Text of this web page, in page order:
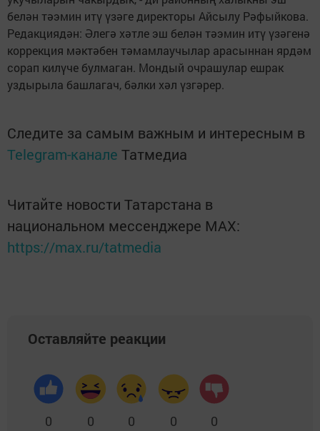
белән тәэмин итү үзәге директоры Айсылу Рәфыйкова.
Редакциядән: Әлегә хәтле эш белән тәэмин итү үзәгенә
коррекция мәктәбен тәмамлаучылар арасыннан ярдәм
сорап килүче булмаган. Мондый очрашулар ешрак
уздырыла башлагач, бәлки хәл үзгәрер.
Следите за самым важным и интересным в
Telegram-канале Татмедиа
Читайте новости Татарстана в
национальном мессенджере MАХ:
https://max.ru/tatmedia
Оставляйте реакции
0 0 0 0 0